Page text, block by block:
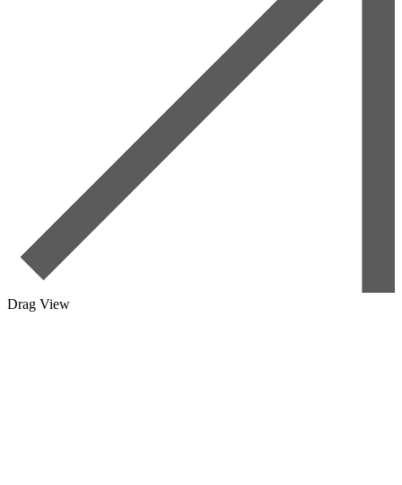
Drag View